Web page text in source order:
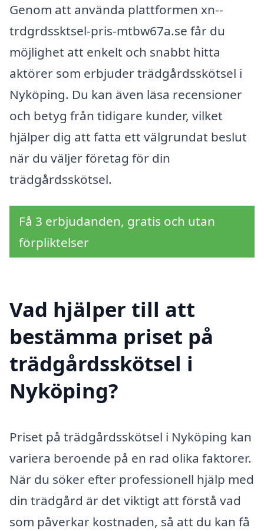
Genom att använda plattformen xn--
trdgrdssktsel-pris-mtbw67a.se får du
möjlighet att enkelt och snabbt hitta
aktörer som erbjuder trädgårdsskötsel i
Nyköping. Du kan även läsa recensioner
och betyg från tidigare kunder, vilket
hjälper dig att fatta ett välgrundat beslut
när du väljer företag för din
trädgårdsskötsel.
Få 3 erbjudanden, gratis och utan
förpliktelser
Vad hjälper till att
bestämma priset på
trädgårdsskötsel i
Nyköping?
Priset på trädgårdsskötsel i Nyköping kan
variera beroende på en rad olika faktorer.
När du söker efter professionell hjälp med
din trädgård är det viktigt att förstå vad
som påverkar kostnaden, så att du kan få